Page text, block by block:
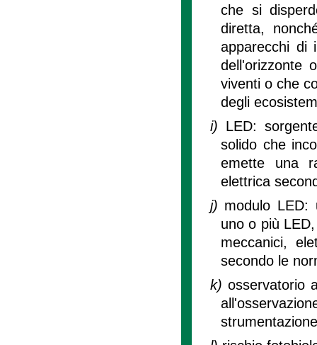
che si
diretta,
apparecchi di
dell'orizzonte
viventi o che
degli
i) LED:
solido che
emette una
elettrica
j) modulo LED:
uno o più
meccanici,
secondo le
k)osservatorio